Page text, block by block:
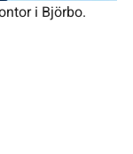
i Björbo.